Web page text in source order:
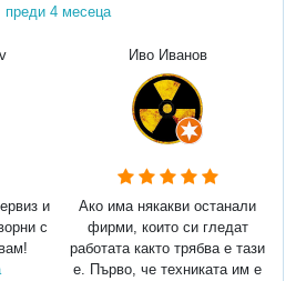
преди 4 месеца
и
с
Иво Иванов
Ако има някакви останали
фирми, които си гледат
работата както трябва е тази
е. Първо, че техниката им е